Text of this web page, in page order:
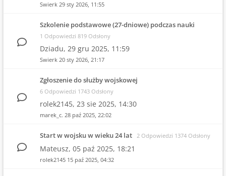
Swierk 29 sty 2026, 11:55
Szkolenie podstawowe (27-dniowe) podczas nauki
1 Odpowiedzi 819 Odsłony
Dziadu, 29 gru 2025, 11:59
Swierk 20 sty 2026, 21:17
Zgłoszenie do służby wojskowej
6 Odpowiedzi 1743 Odsłony
rolek2145, 23 sie 2025, 14:30
marek_c. 28 paź 2025, 22:02
Start w wojsku w wieku 24 lat 2 Odpowiedzi 1374 Odsłony
Mateusz, 05 paź 2025, 18:21
rolek2145 15 paź 2025, 04:32